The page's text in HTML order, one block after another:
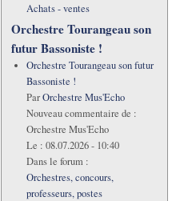
Achats - ventes
Orchestre Tourangeau son
futur Bassoniste !
Orchestre Tourangeau son futur
Bassoniste !
ParOrchestre Mus'Echo
Nouveau commentaire de :
Orchestre Mus'Echo
Le : 08.07.2026 - 10:40
Dans le forum :
Orchestres, concours,
professeurs, postes